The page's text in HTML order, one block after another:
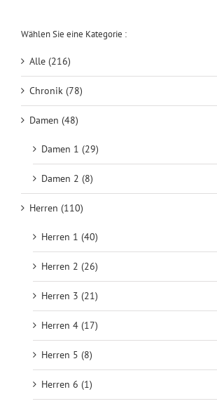
Wählen Sie eine Kategorie :
Alle (216)
Chronik (78)
Damen (48)
Damen 1 (29)
Damen 2 (8)
Herren (110)
Herren 1 (40)
Herren 2 (26)
Herren 3 (21)
Herren 4 (17)
Herren 5 (8)
Herren 6 (1)